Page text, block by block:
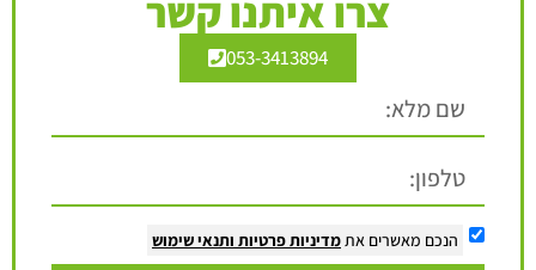
צרו איתנו קשר
053-3413894
הנכם מאשרים את מדיניות פרטיות ותנאי שימוש